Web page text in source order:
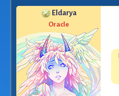
Eldarya
Oracle